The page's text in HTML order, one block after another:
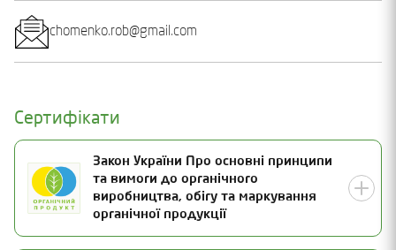
chomenko.rob@gmail.com
Сертифікати
Закон України Про основні принципи
та вимоги до органічного
виробництва, обігу та маркування
органічної продукції